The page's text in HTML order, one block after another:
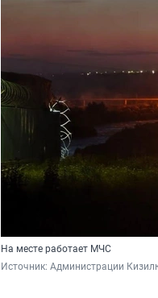
На месте работает МЧС
Источник: Администрации